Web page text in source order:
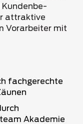
attraktive
Vorarbeiter mit
fachgerechte
Akademie